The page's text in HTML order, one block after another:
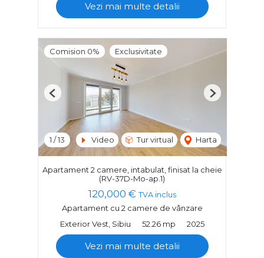
Vezi mai multe detalii
Comision 0% Exclusivitate
1 /13 Video Tur virtual Harta
Previous Next
Apartament 2 camere, intabulat, finisat la cheie
(RV-37D-Mo-ap.1)
120,000 € TVA inclus
Apartament cu 2 camere de vânzare
Exterior Vest, Sibiu
52.26 mp 2025
Vezi mai multe detalii